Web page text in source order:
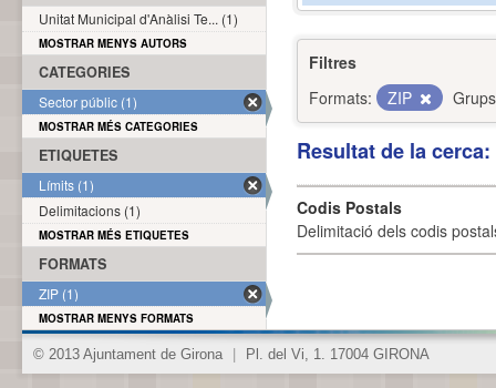
Filtres
Formats:
ZIP
Resultat de la
Codis Postals
Delimitació dels codis
Unitat Municipal d'Anàlisi Te... (1)
MOSTRAR MENYS AUTORS
CATEGORIES
Sector públic (1)
MOSTRAR MÉS CATEGORIES
ETIQUETES
Límits (1)
Delimitacions (1)
MOSTRAR MÉS ETIQUETES
FORMATS
ZIP (1)
MOSTRAR MENYS FORMATS
© 2013 Ajuntament de Girona Pl. del Vi, 1. 17004 GIRONA